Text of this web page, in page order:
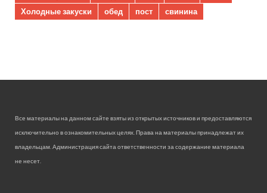
Холодные закуски
обед пост свинина
Все материалы на данном сайте взяты из открытых источников и предоставляются
исключительно в ознакомительных целях. Права на материалы принадлежат их
владельцам. Администрация сайта ответственности за содержание материала
не несет.